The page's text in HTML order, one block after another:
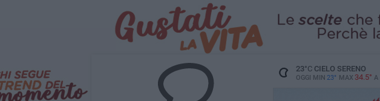
23°CCIELO SERENO
OGGI MIN 23° MAX 34.5° A